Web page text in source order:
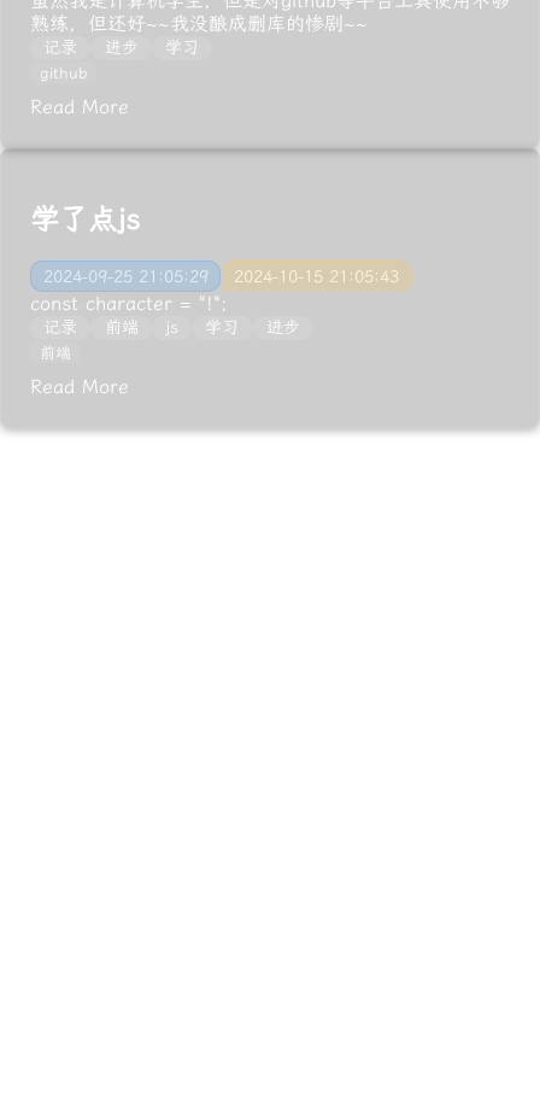
熟练，但还好~~我没酿成删库的惨剧~~
记录 进步 学习
github
Read More
学了点js
2024-09-25 21:05:29 2024-10-15 21:05:43
const character = "!";
记录 前端 js 学习 进步
前端
Read More